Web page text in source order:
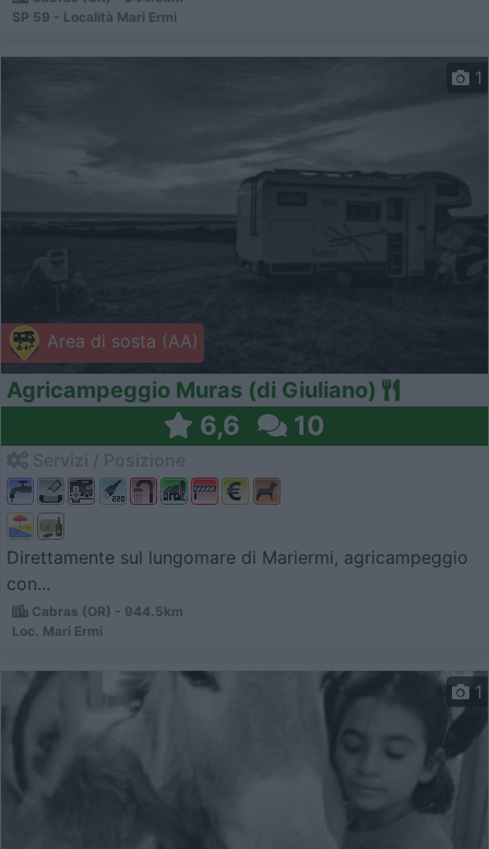
SP 59 - Località Mari Ermi
Area di sosta (AA)
1
Agricampeggio Muras (di Giuliano)
6,6 10
Direttamente sul lungomare di Mariermi, agricampeggio
con...
Cabras (OR) - 944.5km
Loc. Mari Ermi
1